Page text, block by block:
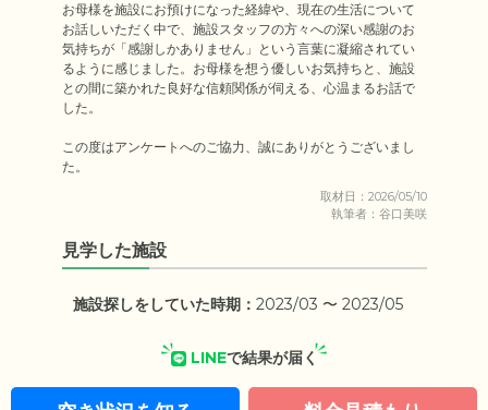
お母様を施設にお預けになった経緯や、現在の生活について
お話しいただく中で、施設スタッフの方々への深い感謝のお
気持ちが「感謝しかありません」という言葉に凝縮されてい
るように感じました。お母様を想う優しいお気持ちと、施設
との間に築かれた良好な信頼関係が伺える、心温まるお話で
した。
この度はアンケートへのご協力、誠にありがとうございまし
取材日：2026/05/10
執筆者：谷口美咲
見学した施設
施設探しをしていた時期： 2023/03 〜 2023/05
LINEで結果が届く